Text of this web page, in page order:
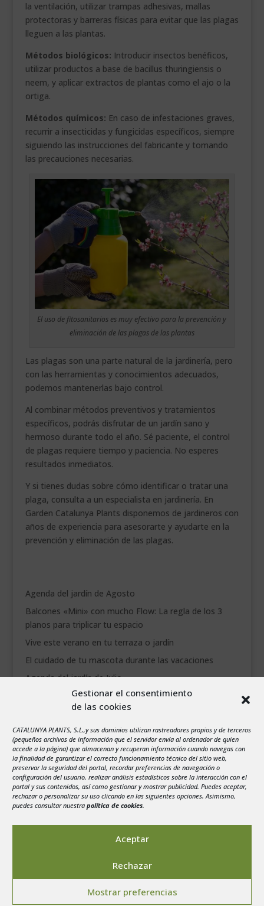
Gestionar el consentimiento
de las cookies
CATALUNYA PLANTS, S.L.,y sus dominios utilizan rastreadores propios y de terceros
(pequeños archivos de información que el servidor envía al ordenador de quien
accede a la página) que almacenan y recuperan información cuando navegas con
la finalidad de garantizar el correcto funcionamiento técnico del sitio web,
preservar la seguridad del portal, recordar preferencias de navegación o
configuración del usuario, realizar análisis estadísticos sobre la interacción con el
portal y sus contenidos, así como gestionar y mostrar publicidad. Puedes aceptar,
rechazar o personalizar su uso clicando en las siguientes opciones. Asimismo,
puedes consultar nuestra política de cookies.
Aceptar
Rechazar
Mostrar preferencias
la ventilación, utilizar trampas adhesivas, mallas
protectoras y barreras físicas para evitar que las plagas
lleguen a las plantas.
Métodos biológicos: Introducir insectos benéficos,
utilizar productos a base de bacillus thuringiensis o
neem, y aplicar extractos de plantas como el ajo o la
ortiga.
Métodos químicos: En caso de infestaciones graves,
recurrir a insecticidas y fungicidas específicos, siempre
siguiendo las instrucciones del fabricante y tomando
las precauciones necesarias.
El uso de fitosanitarios es muy efectivo para la prevención y
eliminación de las plagas de las plantas
Las plagas son una parte natural de la jardinería, pero
con las herramientas y conocimientos adecuados,
podemos mantenerlas bajo control.
Al combinar métodos preventivos y tratamientos
específicos, podrás disfrutar de un jardín sano y
hermoso durante todo el año. Sé paciente, el control
de plagas requiere tiempo y paciencia. No esperes
resultados inmediatos.
Y si tienes dudas sobre cómo identificar o tratar una
plaga, consulta a un especialista en jardinería. En
Garden Catalunya Plants disponemos de jardineros con
años de experiencia para asesorarte y ayudarte en la
prevención y eliminación de las plagas.
Agenda del jardín de Agosto
Balcones «Mini» con mucho Flow: La regla de los 3
planos para triplicar tu espacio
Vive este verano en tu terraza o jardín
El cuidado de tu mascota durante las vacaciones
Agenda del jardín de Julio
agosto 2026
1
2
3
4 5 6 7 8
9
10
11 12 13 14 15
16
17
18 19 20 21 22
23
24
25 26 27
31